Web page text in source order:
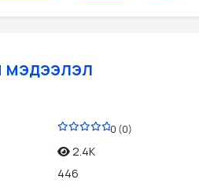
мэдээлэл
0 (0)
2.4K
446